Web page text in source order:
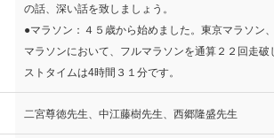
の話、深い話を致しましょう。
●マラソン：４５歳から始めました。東京マラソン
マラソンにおいて、フルマラソンを通算２２回走
ストタイムは4時間３１分です。
二宮尊徳先生、中江藤樹先生、西郷隆盛先生